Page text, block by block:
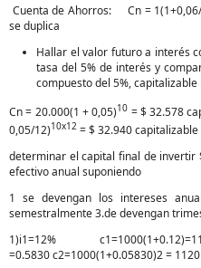
Cuenta de Ahorros: Cn =
se duplica
Hallar el valor futuro a interés
tasa del 5% de interés y
compuesto del 5%,
Cn = 20.000(1 + 0,05)10 = $ 32.578
0,05/12)10x12 = $ 32.940
determinar el capital final de invertir
efectivo anual suponiendo
1 se devengan los intereses
semestralmente 3.de devengan
1)i1=12%
=0.5830 c2=1000(1+0.05830)2 = 1120